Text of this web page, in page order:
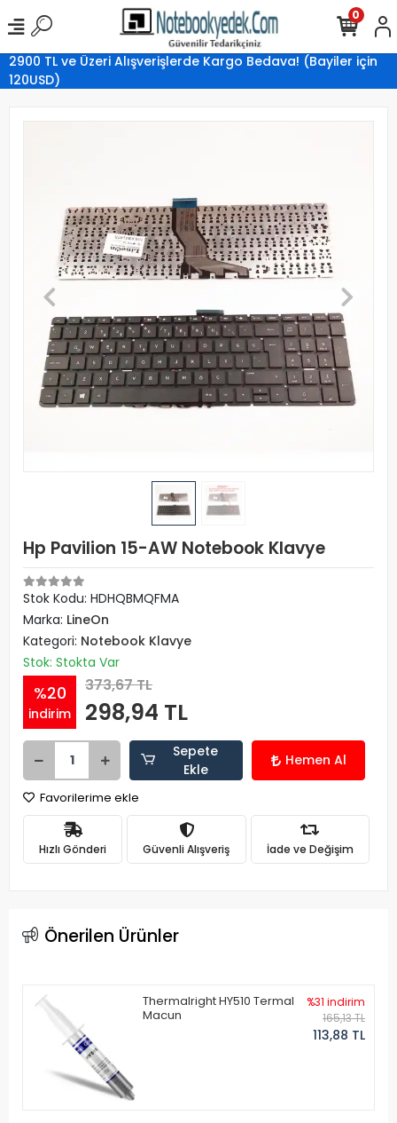
2900 TL ve Üzeri Alışverişlerde Kargo Bedava! (Bayiler için
120USD)
0
Hp Pavilion 15-AW Notebook Klavye
Stok Kodu: HDHQBMQFMA
Marka: LineOn
Kategori: Notebook Klavye
Stok: Stokta Var
%20
indirim
373,67 TL
298,94 TL
Sepete
Ekle
Hemen Al
Favorilerime ekle
Hızlı Gönderi Güvenli Alışveriş İade ve Değişim
Önerilen Ürünler
Thermalright HY510 Termal
Macun
%31 indirim
165,13 TL
113,88 TL